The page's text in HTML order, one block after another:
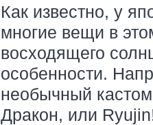
Как известно, у
многие вещи в
восходящего
особенности.
необычный
Дракон, или